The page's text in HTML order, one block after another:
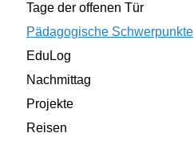
Tage der offenen Tür
Pädagogische Schwerpunkte
EduLog
Nachmittag
Projekte
Reisen